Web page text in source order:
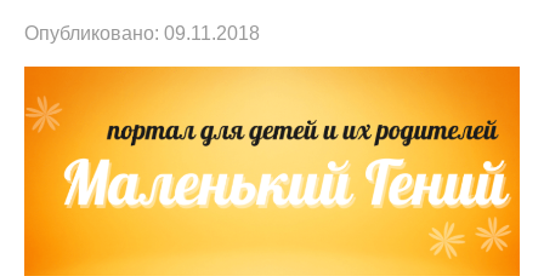
Опубликовано: 09.11.2018